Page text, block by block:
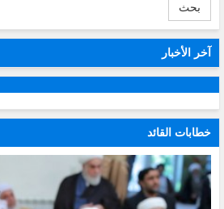
بحث
آخر الأخبار
خطابات القائد